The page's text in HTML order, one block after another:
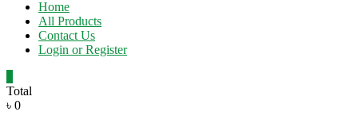
Home
All Products
Contact Us
Login or Register
Total
৳ 0